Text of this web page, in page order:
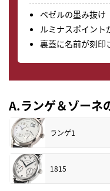
ベゼルの墨み抜け
ルミナスポイント
裏蓋に名前が刻印
A.ランゲ＆ゾーネ
ランゲ1
1815